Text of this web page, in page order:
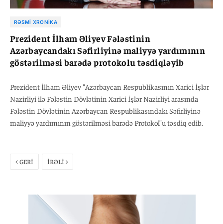
RƏSMI XRONIKA
Prezident İlham Əliyev Fələstinin
Azərbaycandakı Səfirliyinə maliyyə yardımının
göstərilməsi barədə protokolu təsdiqləyib
Prezident İlham Əliyev "Azərbaycan Respublikasının Xarici İşlər
Nazirliyi ilə Fələstin Dövlətinin Xarici İşlər Nazirliyi arasında
Fələstin Dövlətinin Azərbaycan Respublikasındakı Səfirliyinə
maliyyə yardımının göstərilməsi barədə Protokol”u təsdiq edib.
GERİ İRƏLİ